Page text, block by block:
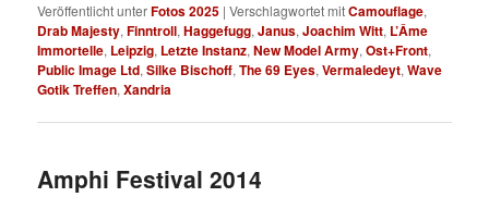
Veröffentlicht unterFotos 2025 |Verschlagwortet mitCamouflage,
Drab Majesty,Finntroll,Haggefugg,Janus,Joachim Witt, L’Âme
Immortelle, Leipzig, Letzte Instanz,New Model Army,Ost+Front,
Public Image Ltd,Silke Bischoff,The 69 Eyes,Vermaledeyt,Wave
Gotik Treffen,Xandria
Amphi Festival 2014